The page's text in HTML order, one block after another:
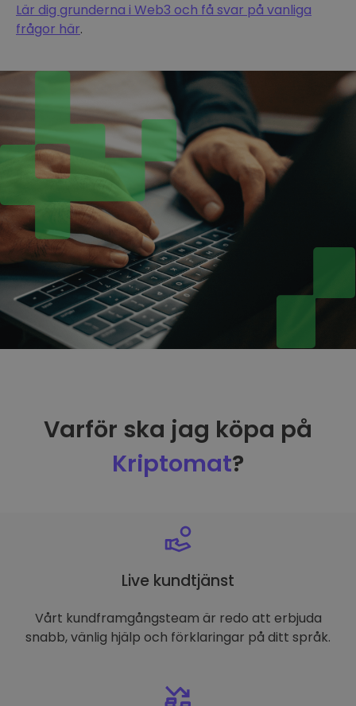
Lär dig grunderna i Web3 och få svar på vanliga
frågor här.
Varför ska jag köpa på
Kriptomat?
Live kundtjänst
Vårt kundframgångsteam är redo att erbjuda
snabb, vänlig hjälp och förklaringar på ditt språk.